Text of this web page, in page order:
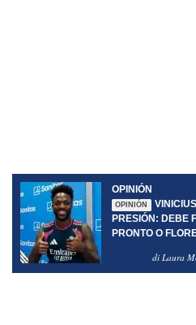
OPINIÓN
OPINIÓN
PRESIÓN: DEBE
PRONTO O
di Laura